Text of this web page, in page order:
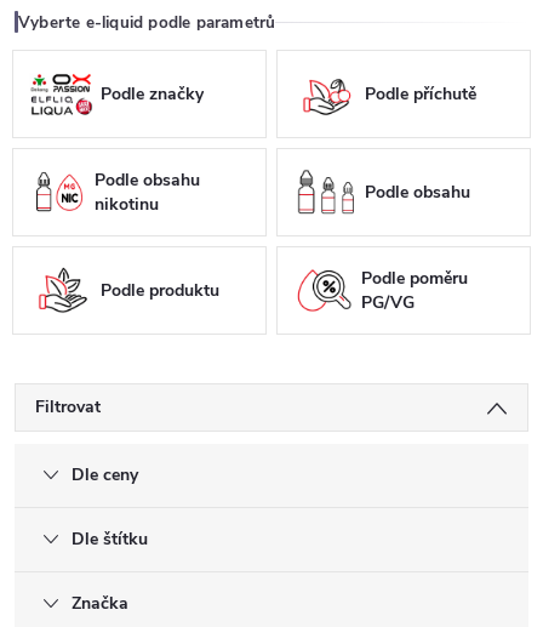
Vyberte e-liquid podle parametrů
Podle značky Podle příchutě
Podle obsahu
nikotinu
Podle obsahu
Podle produktu
Podle poměru
PG/VG
Filtrovat
Dle ceny
Dle štítku
Značka